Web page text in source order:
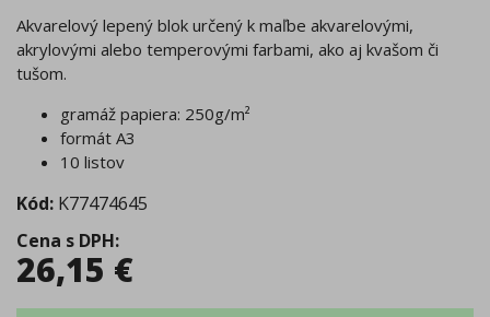
Akvarelový lepený blok určený k maľbe akvarelovými,
akrylovými alebo temperovými farbami, ako aj kvašom či
tušom.
gramáž papiera: 250g/m²
formát A3
10 listov
Kód: K77474645
Cena s DPH:
26,15 €